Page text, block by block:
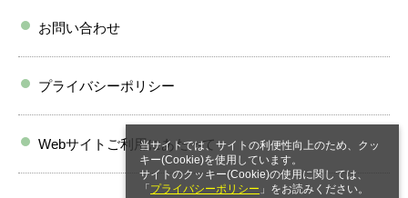
当サイトでは、サイトの利便性向上のため、クッ
キー(Cookie)を使用しています。
サイトのクッキー(Cookie)の使用に関しては、
「 プライバシーポリシー 」をお読みください。
お問い合わせ
プライバシーポリシー
Webサイトご利用にあたって